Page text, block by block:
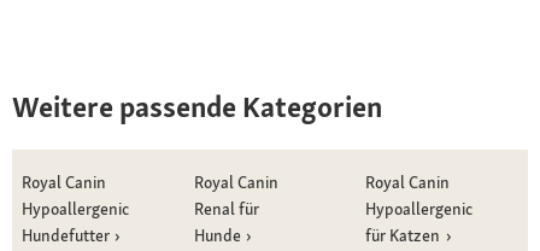
Weitere passende Kategorien
Royal Canin
Hypoallergenic
Hundefutter
Royal Canin
Renal für
Hunde
Royal Canin
Hypoallergenic
für Katzen